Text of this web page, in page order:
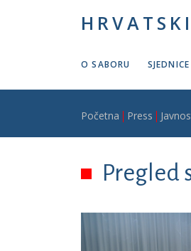
O SABORU SJEDNICE
Početna Press
Pregled